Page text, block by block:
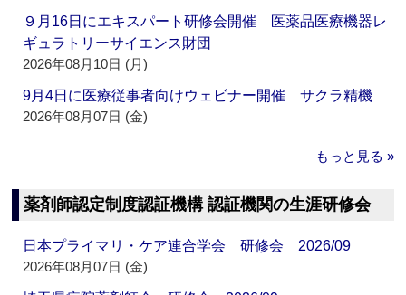
９月16日にエキスパート研修会開催 医薬品医療機器レ
ギュラトリーサイエンス財団
2026年08月10日 (月)
9月4日に医療従事者向けウェビナー開催 サクラ精機
2026年08月07日 (金)
もっと見る »
薬剤師認定制度認証機構 認証機関の生涯研修会
日本プライマリ・ケア連合学会 研修会 2026/09
2026年08月07日 (金)